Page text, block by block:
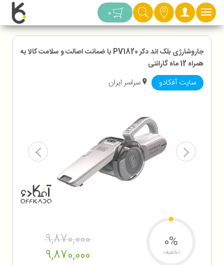
دسته بندی 0
جاروشارژی بلک اند دکر PV1820 با ضمانت اصالت و سلامت کالا به
همراه 12 ماه گارانتی
سایت آفکادو سراسر ایران
9,870,000
9,870,000
0%
تخفیف